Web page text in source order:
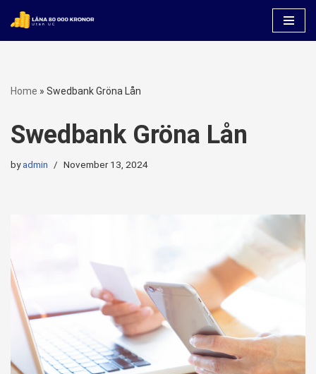
Skip
Home » Swedbank Gröna Lån
Swedbank Gröna Lån
byadmin November 13, 2024